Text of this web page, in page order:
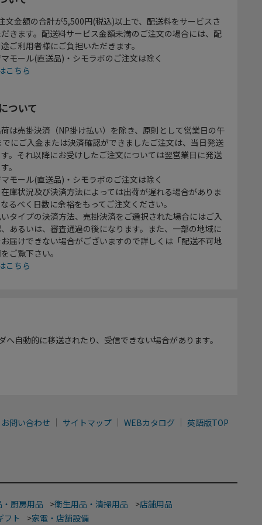
文金額の合計が5,500円(税込)以上で、配送料をサービスさ
きます。配送料サービス金額未満のご注文の場合には、配
ご利用者様にご負担いただきます。
モール(直送品)・シモラボのご注文は除く
こちら
ついて
は売掛決済（NP掛け払い）を除き、原則として営業日の午
にご入金または決済確認ができましたご注文は、当日発送
。それ以降にお受けしたご注文については翌営業日に発送
。
モール(直送品)・シモラボのご注文は除く
庫状況及び決済方法によっては出荷が遅れる場合がありま
るべく日数に余裕をもってご注文ください。
タイプの決済方法、売掛決済をご選択された場合にはご入
あるいは、審査通過の後になります。また、一部の地域に
届けできない場合がございますので詳しくは「配送不可地
ご覧下さい。
こちら
自動的に移送されたり、受信できない場合があります。
お問い合わせ サイトマップ WEBカタログ 英語版TOP
厨房用品 >衛生用品・清掃用品 >店舗用品
フト
>家電・店舗設備